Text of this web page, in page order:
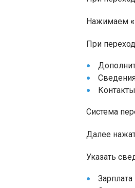
Нажимаем
При
Система
Далее
Указать